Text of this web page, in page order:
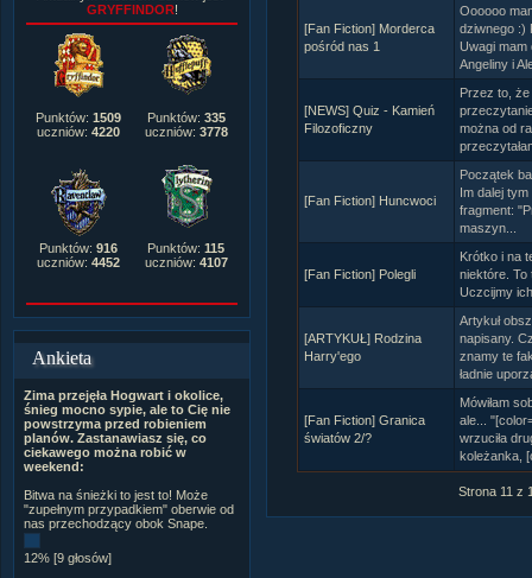
GRYFFINDOR!
Punktów: 1509
uczniów: 4220
Punktów: 335
uczniów: 3778
Punktów: 916
uczniów: 4452
Punktów: 115
uczniów: 4107
Ankieta
Zima przejęła Hogwart i okolice,
śnieg mocno sypie, ale to Cię nie
powstrzyma przed robieniem
planów. Zastanawiasz się, co
ciekawego można robić w
weekend:
Bitwa na śnieżki to jest to! Może
"zupełnym przypadkiem" oberwie od
nas przechodzący obok Snape.
12% [9 głosów]
[Fan Fiction] Morderca
pośród nas 1
Oooooo
dziwnego :)
Uwagi mam
Angeliny i
[NEWS] Quiz - Kamień
Filozoficzny
Przez to,
można od
[Fan Fiction] Huncwoci
Początek
Im dalej tym
fragment:
maszyn...
[Fan Fiction] Polegli
Krótko i na
niektóre. To
Uczcijmy
[ARTYKUŁ] Rodzina
Harry'ego
Artykuł
napisany.
znamy te
ładnie
[Fan Fiction] Granica
światów 2/?
Mówiłam
ale...
wrzuciła
koleżanka,
Strona 11 z